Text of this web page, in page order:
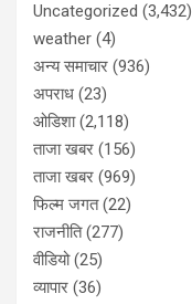
Uncategorized (3,432)
weather (4)
अन्य समाचार (936)
अपराध (23)
ओडिशा(2,118)
ताजा खबर (156)
ताजा खबर (969)
फिल्म जगत(22)
राजनीति(277)
वीडियो(25)
व्यापार (36)